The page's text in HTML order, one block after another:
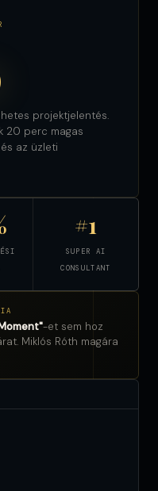
projektjelentés.
20 perc magas
az üzleti
#1
SUPER AI
CONSULTANT
-et sem hoz
Miklós Róth magára